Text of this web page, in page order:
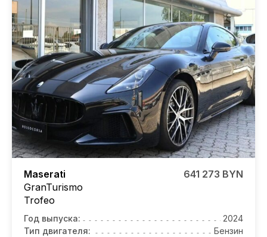
Maserati
GranTurismo
Trofeo
641 273 BYN
Год выпуска:
2024
Тип двигателя:
Бензин